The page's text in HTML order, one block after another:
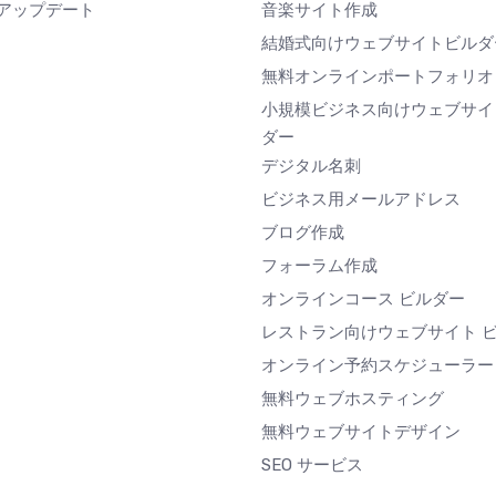
ップデート
音楽サイト作成
結婚式向けウェブサイトビル
無料オンラインポートフォリオ
小規模ビジネス向けウェブサ
ダー
デジタル名刺
ビジネス用メールアドレス
ブログ作成
フォーラム作成
オンラインコース ビルダー
レストラン向けウェブサイト
オンライン予約スケジューラー
無料ウェブホスティング
無料ウェブサイトデザイン
SEO サービス